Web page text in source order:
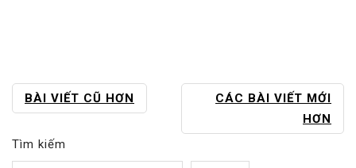
ĐIỀU
HƯỚNG
BÀI
VIẾT
BÀI VIẾT CŨ HƠN
CÁC BÀI VIẾT MỚI
HƠN
Tìm kiếm